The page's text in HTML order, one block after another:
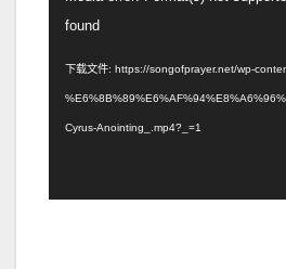
found
下载文件: https://songofprayer.net/wp-
Cyrus-Anointing_.mp4?_=1